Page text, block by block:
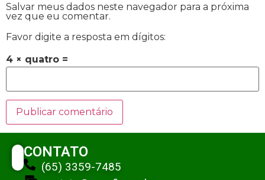
Salvar meus dados neste navegador para a próxima
vez que eu comentar.
Favor digite a resposta em dígitos:
4 × quatro =
CONTATO
(65) 3359-7485